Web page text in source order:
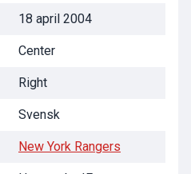
18 april 2004
Center
Right
Svensk
New York Rangers